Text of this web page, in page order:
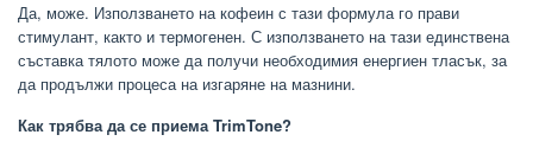
Да, може. Използването на кофеин с тази формула го прави
стимулант, както и термогенен. С използването на тази единствена
съставка тялото може да получи необходимия енергиен тласък, за
да продължи процеса на изгаряне на мазнини.
Как трябва да се приема TrimTone?